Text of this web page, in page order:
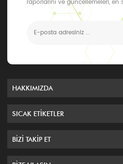
raporlarını ve güncellemeleri, en
alabilirsiniz
HAKKIMIZDA
SICAK ETIKETLER
BIZI TAKIP ET